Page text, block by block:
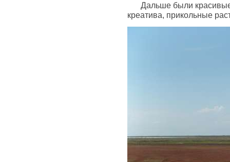
Дальше были
креатива, прикольные